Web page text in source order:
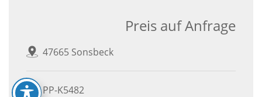
47665 Sonsbeck
Preis auf Anfrage
PP-K5482